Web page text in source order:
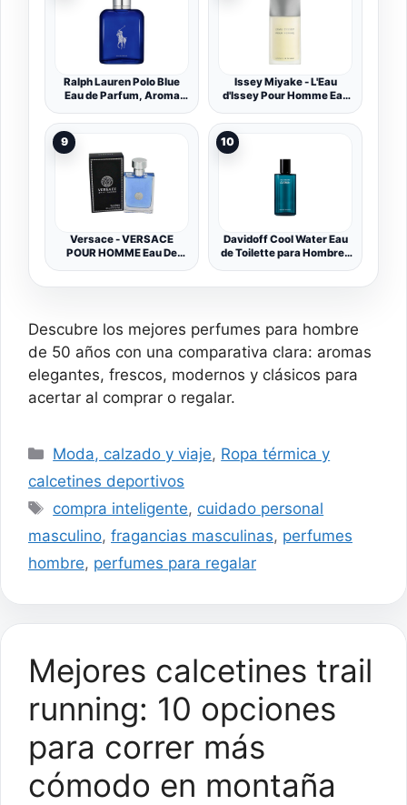
Ralph Lauren Polo Blue
Eau de Parfum, Aroma
Sofisticado, Fragancia
Intensa y Energizante,
Duración Prolongada,
Perfume de Lujo para
Hombres, 75 ml
Issey Miyake - L'Eau
d'Issey Pour Homme Eau
Hombre Amaderado y
Acuático con Yuzu, Nuez
Moscada y Sandalo -
Fragancia Fresca y
Sofisticada
9
Versace - VERSACE
POUR HOMME Eau De
10
Davidoff Cool Water Eau
de Toilette para Hombre |
media | 75 ml
Descubre los mejores perfumes para hombre
de 50 años con una comparativa clara: aromas
elegantes, frescos, modernos y clásicos para
acertar al comprar o regalar.
Categorías
Moda, calzado y viaje, Ropa térmica y
calcetines deportivos
Etiquetas
compra inteligente, cuidado personal
masculino, fragancias masculinas, perfumes
hombre, perfumes para regalar
Mejores calcetines trail
running: 10 opciones
para correr más
cómodo en montaña